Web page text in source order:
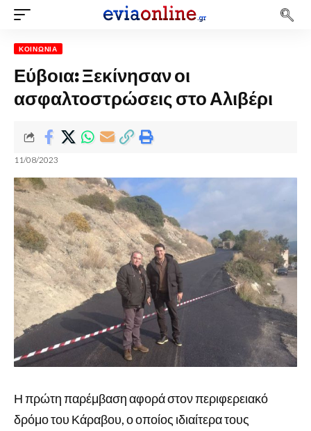
ΚΟΙΝΩΝΊΑ
Εύβοια: Ξεκίνησαν οι
ασφαλτοστρώσεις στο Αλιβέρι
11/08/2023
Η πρώτη παρέμβαση αφορά στον περιφερειακό
δρόμο του Κάραβου, ο οποίος ιδιαίτερα τους